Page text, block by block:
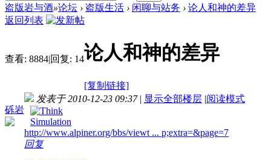
盗版岩与酒»论坛 › 盗版生活 › 闲聊与站务 › 论人和神的差异
返回列表
查看: 8884|回复: 14论人和神的差异
[复制链接]
砾岩
发表于 2010-12-23 09:37 | 显示全部楼层 |阅读模式
http://www.alpiner.org/bbs/viewt ... p;extra=&page=7
回复